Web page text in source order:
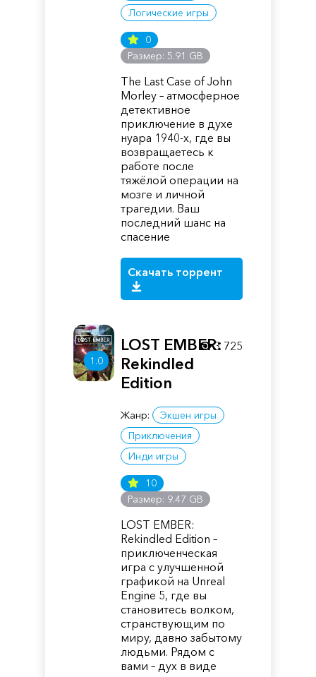
Логические игры
0
Размер: 5.91 GB
The Last Case of John
Morley – атмосферное
детективное
приключение в духе
нуара 1940-х, где вы
возвращаетесь к
работе после
тяжёлой операции на
мозге и личной
трагедии. Ваш
последний шанс на
спасение
Скачать торрент
1.0
LOST EMBER:
Rekindled
Edition
Жанр:
Экшен игры
Приключения
Инди игры
10
Размер: 9.47 GB
LOST EMBER:
Rekindled Edition –
приключенческая
игра с улучшенной
графикой на Unreal
Engine 5, где вы
становитесь волком,
странствующим по
миру, давно забытому
людьми. Рядом с
вами – дух в виде
3 725